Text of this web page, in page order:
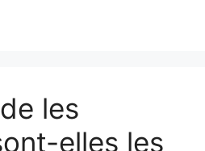
les
elles les